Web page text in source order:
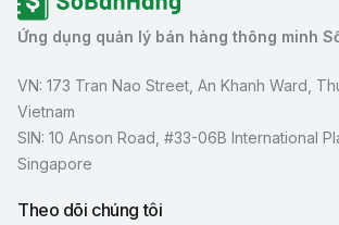
Ứng dụng quản lý bán hàng thông minh
VN: 173 Tran Nao Street, An Khanh Ward,
Vietnam
SIN: 10 Anson Road, #33-06B International
Singapore
Theo dõi chúng tôi